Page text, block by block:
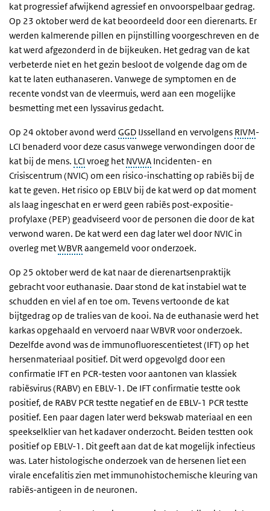
kat progressief afwijkend agressief en onvoorspelbaar gedrag.
Op 23 oktober werd de kat beoordeeld door een dierenarts. Er
werden kalmerende pillen en pijnstilling voorgeschreven en de
kat werd afgezonderd in de bijkeuken. Het gedrag van de kat
verbeterde niet en het gezin besloot de volgende dag om de
kat te laten euthanaseren. Vanwege de symptomen en de
recente vondst van de vleermuis, werd aan een mogelijke
besmetting met een lyssavirus gedacht.
Op 24 oktober avond werd GGD IJsselland en vervolgens RIVM-
LCI benaderd voor deze casus vanwege verwondingen door de
kat bij de mens. LCI vroeg het NVWA Incidenten- en
Crisiscentrum (NVIC) om een risico-inschatting op rabiës bij de
kat te geven. Het risico op EBLV bij de kat werd op dat moment
als laag ingeschat en er werd geen rabiës post-expositie-
profylaxe (PEP) geadviseerd voor de personen die door de kat
verwond waren. De kat werd een dag later wel door NVIC in
overleg metWBVRaangemeld voor onderzoek.
Op 25 oktober werd de kat naar de dierenartsenpraktijk
gebracht voor euthanasie. Daar stond de kat instabiel wat te
schudden en viel af en toe om. Tevens vertoonde de kat
bijtgedrag op de tralies van de kooi. Na de euthanasie werd het
karkas opgehaald en vervoerd naar WBVR voor onderzoek.
Dezelfde avond was de immunofluorescentietest (IFT) op het
hersenmateriaal positief. Dit werd opgevolgd door een
confirmatie IFT en PCR-testen voor aantonen van klassiek
rabiësvirus (RABV) en EBLV-1. De IFT confirmatie testte ook
positief, de RABV PCR testte negatief en de EBLV-1 PCR testte
positief. Een paar dagen later werd bekswab materiaal en een
speekselklier van het kadaver onderzocht. Beiden testten ook
positief op EBLV-1. Dit geeft aan dat de kat mogelijk infectieus
was. Later histologische onderzoek van de hersenen liet een
virale encefalitis zien met immunohistochemische kleuring van
rabiës-antigeen in de neuronen.